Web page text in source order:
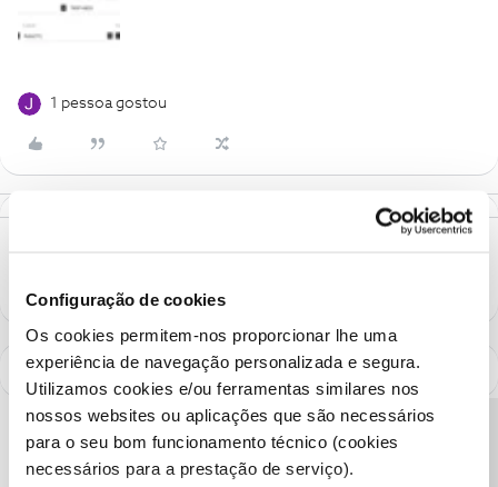
Configuração de cookies
Os cookies permitem-nos proporcionar lhe uma
experiência de navegação personalizada e segura.
Utilizamos cookies e/ou ferramentas similares nos
nossos websites ou aplicações que são necessários
para o seu bom funcionamento técnico (cookies
necessários para a prestação de serviço).
1 pessoa gostou